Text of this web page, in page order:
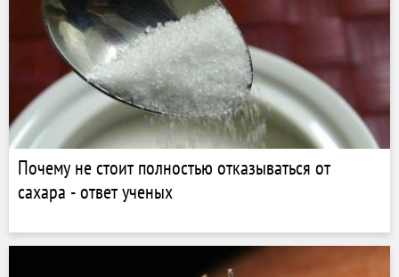
Почему не стоит полностью отказываться от
сахара - ответ ученых